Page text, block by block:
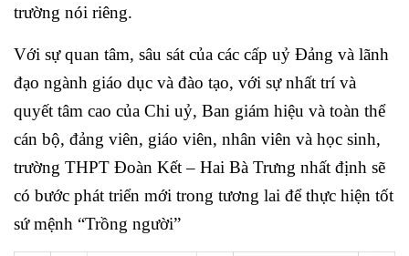
trường nói riêng.
Với sự quan tâm, sâu sát của các cấp uỷ Đảng và lãnh
đạo ngành giáo dục và đào tạo, với sự nhất trí và
quyết tâm cao của Chi uỷ, Ban giám hiệu và toàn thể
cán bộ, đảng viên, giáo viên, nhân viên và học sinh,
trường THPT Đoàn Kết – Hai Bà Trưng nhất định sẽ
có bước phát triển mới trong tương lai để thực hiện tốt
sứ mệnh “Trồng người”